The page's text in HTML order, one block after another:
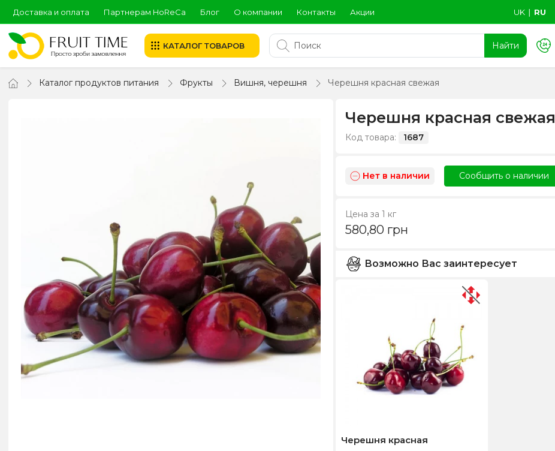
Доставка и оплата Партнерам HoReCa Блог О компании Контакты Акции UK ∣ RU
КАТАЛОГ ТОВАРОВ Найти
Каталог продуктов питания Фрукты Вишня, черешня Черешня красная свежая
Черешня красная свежая
Код товара: 1687
Нет в наличии Сообщить о наличии
Цена за 1 кг
580,80 грн
Возможно Вас заинтересует
Черешня красная